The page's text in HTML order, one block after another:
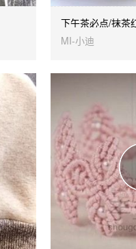
下午茶必点/抹茶
MI-小迪